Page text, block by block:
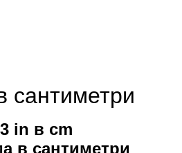
сантиметри
in в cm
в сантиметри